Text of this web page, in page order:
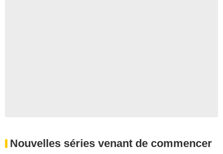
Nouvelles séries venant de commencer